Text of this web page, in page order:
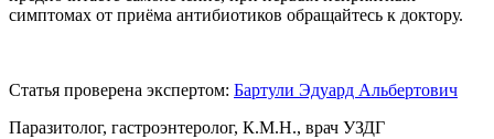
симптомах от приёма антибиотиков обращайтесь к доктору.
Статья проверена экспертом: Бартули Эдуард Альбертович
Паразитолог, гастроэнтеролог, К.М.Н., врач УЗДГ